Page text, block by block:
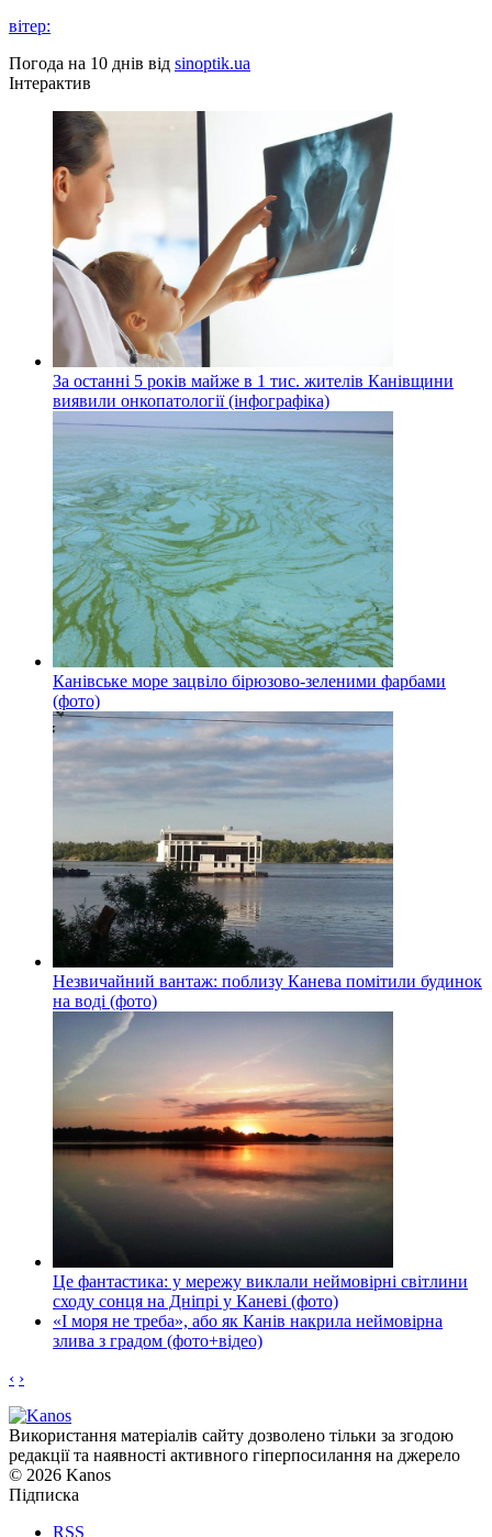
вітер:
Погода на 10 днів від sinoptik.ua
Інтерактив
За останні 5 років майже в 1 тис. жителів Канівщини
виявили онкопатології (інфографіка)
Канівське море зацвіло бірюзово-зеленими фарбами
(фото)
Незвичайний вантаж: поблизу Канева помітили будинок
на воді (фото)
Це фантастика: у мережу виклали неймовірні світлини
сходу сонця на Дніпрі у Каневі (фото)
«І моря не треба», або як Канів накрила неймовірна
злива з градом (фото+відео)
‹ ›
Використання матеріалів сайту дозволено тільки за згодою
редакції та наявності активного гіперпосилання на джерело
© 2026 Kanos
Підписка
RSS